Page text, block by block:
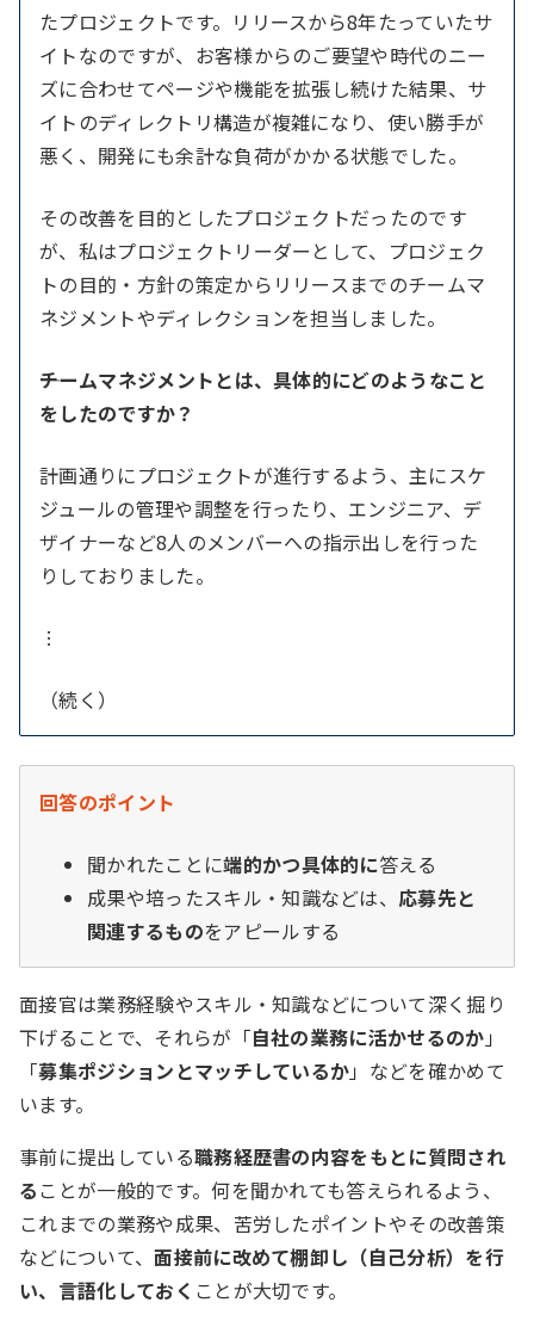
たプロジェクトです。リリースから8年たっていたサ
イトなのですが、お客様からのご要望や時代のニー
ズに合わせてページや機能を拡張し続けた結果、サ
イトのディレクトリ構造が複雑になり、使い勝手が
悪く、開発にも余計な負荷がかかる状態でした。
その改善を目的としたプロジェクトだったのです
が、私はプロジェクトリーダーとして、プロジェク
トの目的・方針の策定からリリースまでのチームマ
ネジメントやディレクションを担当しました。
――チームマネジメントとは、具体的にどのようなこと
をしたのですか？
計画通りにプロジェクトが進行するよう、主にスケ
ジュールの管理や調整を行ったり、エンジニア、デ
ザイナーなど8人のメンバーへの指示出しを行った
りしておりました。
︙
（続く）
回答のポイント
聞かれたことに端的かつ具体的に答える
成果や培ったスキル・知識などは、 応募先と
関連するものをアピールする
面接官は業務経験やスキル・知識などについて深く掘り
下げることで、それらが「自社の業務に活かせるのか 」
「募集ポジションとマッチしているか」などを確かめて
います。
事前に提出している職務経歴書の内容をもとに質問され
る ことが一般的です。何を聞かれても答えられるよう、
これまでの業務や成果、苦労したポイントやその改善策
などについて、面接前に改めて棚卸し（自己分析）を行
い、言語化しておく ことが大切です。